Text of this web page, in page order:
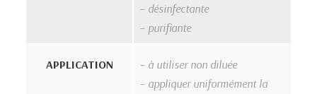
– désinfectante
– purifiante
APPLICATION
– à utiliser non diluée
– appliquer uniformément la